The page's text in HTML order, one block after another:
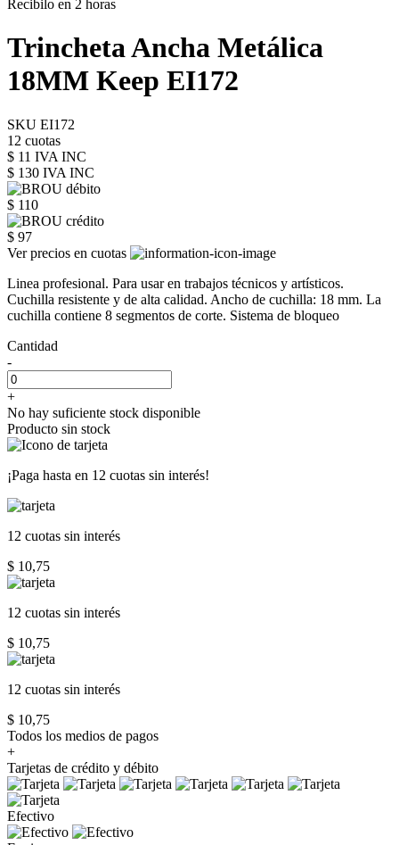
Recibilo en 2 horas
Trincheta Ancha Metálica
18MM Keep EI172
SKU EI172
12 cuotas
$ 11 IVA INC
$ 130 IVA INC
$ 110
$ 97
Ver precios en cuotas
Linea profesional. Para usar en trabajos técnicos y artísticos.
Cuchilla resistente y de alta calidad. Ancho de cuchilla: 18 mm. La
cuchilla contiene 8 segmentos de corte. Sistema de bloqueo
Cantidad
-
+
No hay suficiente stock disponible
Producto sin stock
¡Paga hasta en 12 cuotas sin interés!
12 cuotas sin interés
$ 10,75
12 cuotas sin interés
$ 10,75
12 cuotas sin interés
$ 10,75
Todos los medios de pagos
+
Tarjetas de crédito y débito
Efectivo